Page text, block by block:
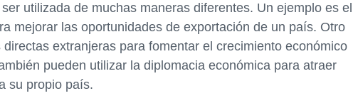
utilizada de muchas maneras diferentes. Un ejemplo es el
mejorar las oportunidades de exportación de un país. Otro
extranjeras para fomentar el crecimiento económico
pueden utilizar la diplomacia económica para atraer
su propio país.